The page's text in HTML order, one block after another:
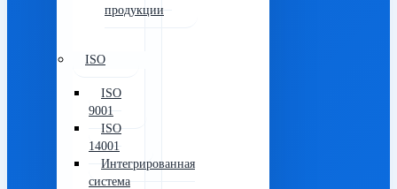
продукции
ISO
ISO
9001
ISO
14001
Интегрированная
система